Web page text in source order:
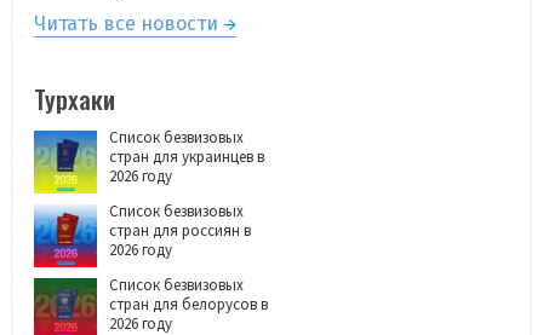
Читать все новости
Турхаки
Список безвизовых
стран для украинцев в
2026 году
Список безвизовых
стран для россиян в
2026 году
Список безвизовых
стран для белорусов в
2026 году